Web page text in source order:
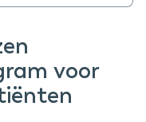
voor